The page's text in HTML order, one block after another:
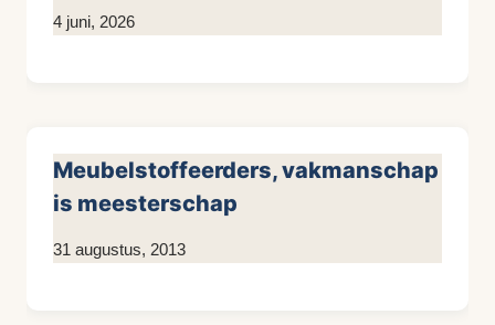
Door
4 juni, 2026
Meubelstoffeerders, vakmanschap
is meesterschap
Door
31 augustus, 2013